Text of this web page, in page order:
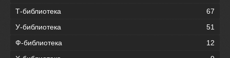
Т-библиотека
67
У-библиотека
51
Ф-библиотека
12